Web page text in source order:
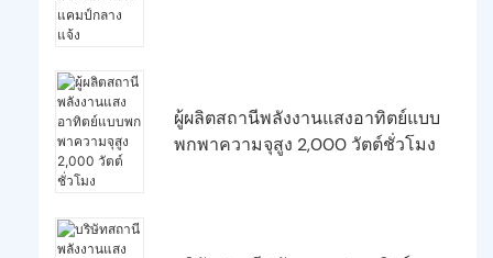
ผู้ผลิตสถานีพลังงานแสงอาทิตย์แบบ
พกพาความจุสูง 2,000 วัตต์ชั่วโมง